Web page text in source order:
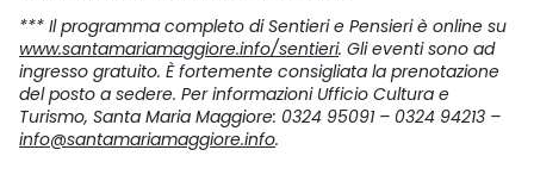
*** Il programma completo di Sentieri e Pensieri è online su
www.santamariamaggiore.info/sentieri. Gli eventi sono ad
ingresso gratuito. È fortemente consigliata la prenotazione
del posto a sedere. Per informazioni Ufficio Cultura e
Turismo, Santa Maria Maggiore: 0324 95091 – 0324 94213 –
info@santamariamaggiore.info.